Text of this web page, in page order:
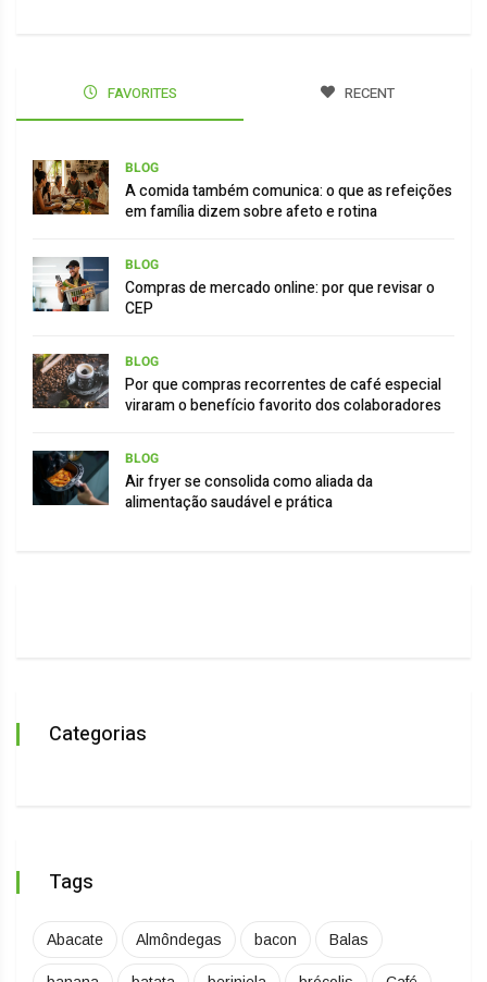
FAVORITES RECENT
BLOG
A comida também comunica: o que as refeições
em família dizem sobre afeto e rotina
BLOG
Compras de mercado online: por que revisar o
CEP
BLOG
Por que compras recorrentes de café especial
viraram o benefício favorito dos colaboradores
BLOG
Air fryer se consolida como aliada da
alimentação saudável e prática
Categorias
Tags
Abacate Almôndegas bacon Balas